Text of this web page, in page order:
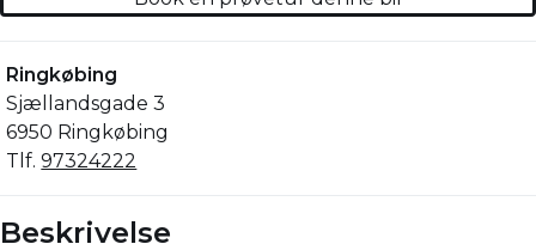
Ringkøbing
Sjællandsgade 3
6950 Ringkøbing
Tlf.97324222
Beskrivelse